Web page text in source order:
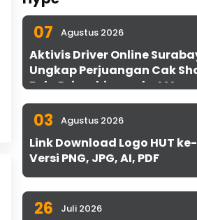
07 Agustus 2026
Aktivis Driver Online
Ungkap Perjuangan Cak
Bela Driver hingga ke MA
03 Agustus 2026
Link Download Logo HUT ke-
Versi PNG, JPG, AI, PDF
26 Juli 2026